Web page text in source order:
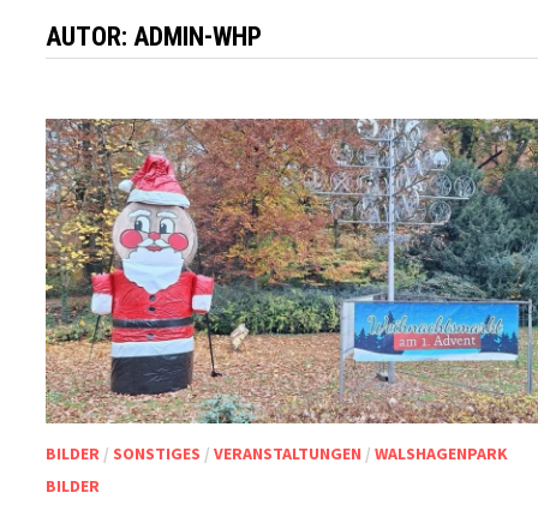
AUTOR:ADMIN-WHP
BILDER / SONSTIGES /VERANSTALTUNGEN /WALSHAGENPARK
BILDER